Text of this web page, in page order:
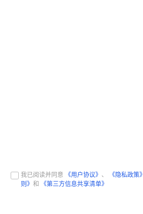
我已阅读并同意 《用户协议》 、 《隐私政策》
则》和 《第三方信息共享清单》